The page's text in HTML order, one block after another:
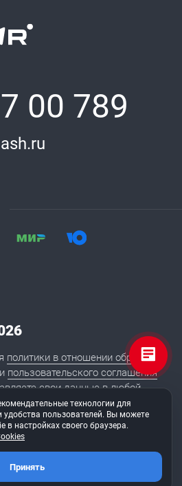
00 789
политики в отношении обработки
и пользовательского соглашения
свои данные в любой
сайте BELMASH.RU
«ТуФингерс
технологии для
удобства пользователей. Вы можете
в настройках своего браузера.
Принять